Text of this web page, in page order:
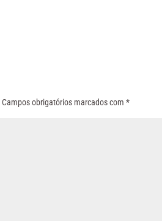
Campos obrigatórios marcados com*